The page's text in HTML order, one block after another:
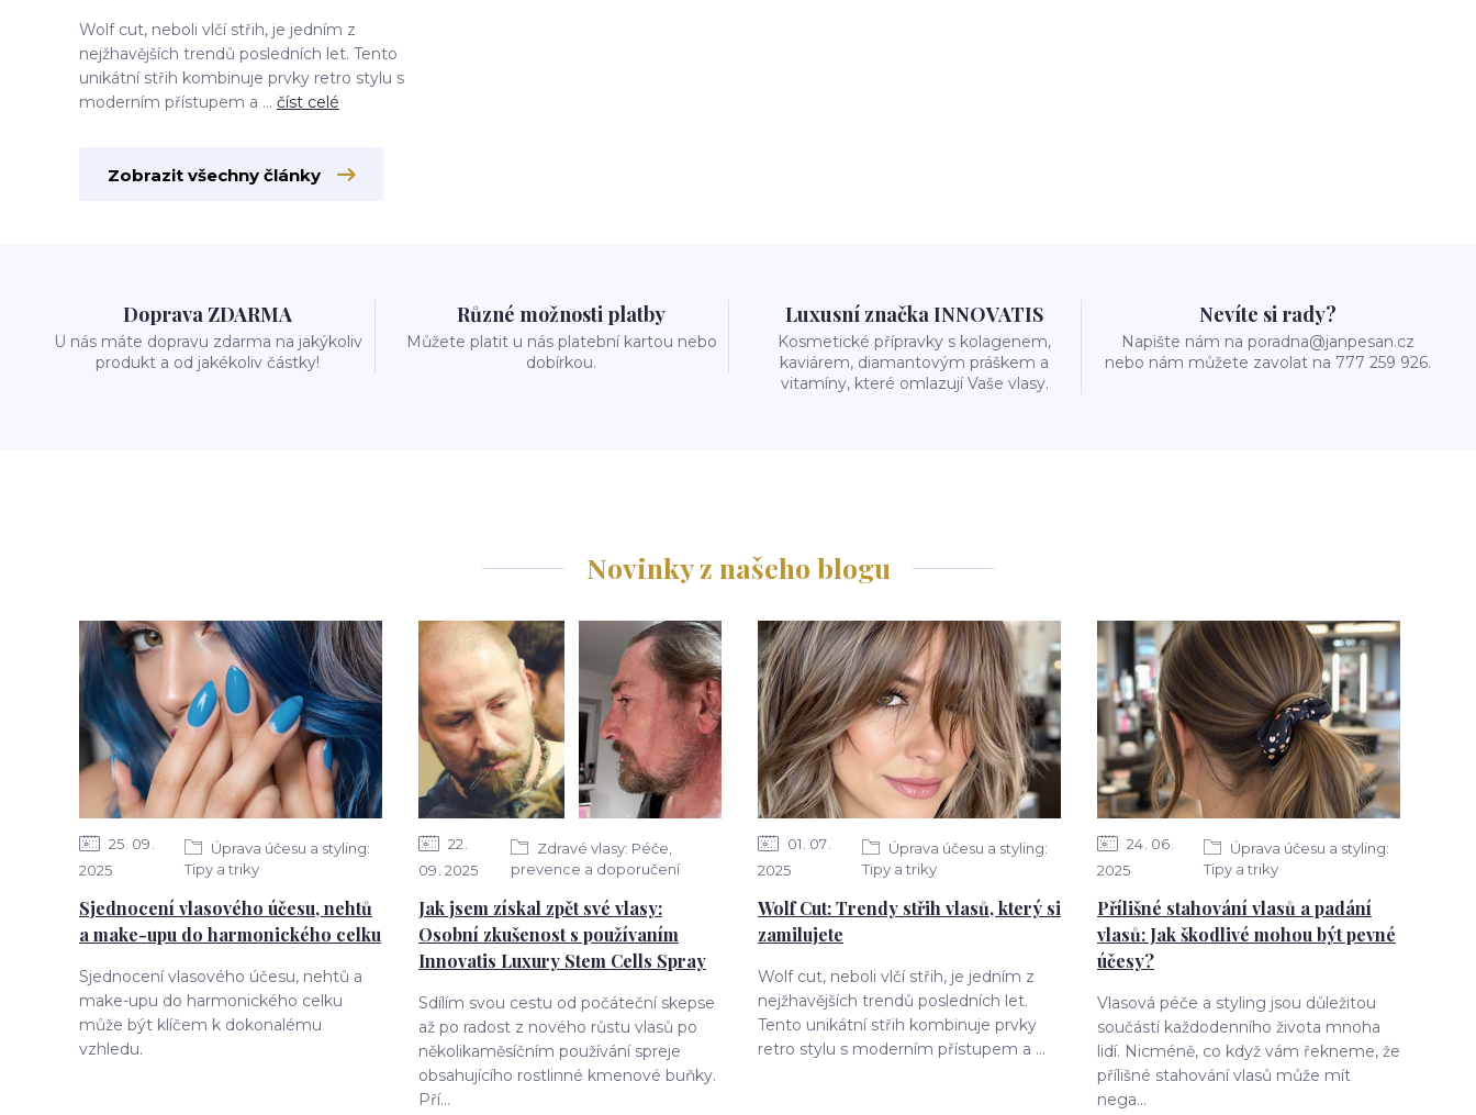
Wolf cut, neboli vlčí střih, je jedním z
nejžhavějších trendů posledních let. Tento
unikátní střih kombinuje prvky retro stylu s
moderním přístupem a ... číst celé
Zobrazit všechny články
Doprava ZDARMA
U nás máte dopravu zdarma na jakýkoliv
produkt a od jakékoliv částky!
Různé možnosti platby
Můžete platit u nás platební kartou nebo
dobírkou.
Luxusní značka INNOVATIS
Kosmetické přípravky s kolagenem,
kaviárem, diamantovým práškem a
vitamíny, které omlazují Vaše vlasy.
Nevíte si rady?
Napište nám na poradna@janpesan.cz
nebo nám můžete zavolat na 777 259 926.
Novinky z našeho blogu
25 09
2025
Úprava účesu a styling:
Tipy a triky
Sjednocení vlasového účesu, nehtů
a make-upu do harmonického celku
Sjednocení vlasového účesu, nehtů a
make-upu do harmonického celku
může být klíčem k dokonalému
vzhledu.
22
09 2025
Zdravé vlasy: Péče,
prevence a doporučení
Jak jsem získal zpět své vlasy:
Osobní zkušenost s používaním
Innovatis Luxury Stem Cells Spray
Sdílím svou cestu od počáteční skepse
až po radost z nového růstu vlasů po
několikaměsíčním používání spreje
obsahujícího rostlinné kmenové buňky.
Pří...
01 07
2025
Úprava účesu a styling:
Tipy a triky
Wolf Cut: Trendy střih vlasů, který si
zamilujete
Wolf cut, neboli vlčí střih, je jedním z
nejžhavějších trendů posledních let.
Tento unikátní střih kombinuje prvky
retro stylu s moderním přístupem a ...
24 06
2025
Úprava účesu a styling:
Tipy a triky
Přílišné stahování vlasů a padání
vlasů: Jak škodlivé mohou být pevné
účesy?
Vlasová péče a styling jsou důležitou
součástí každodenního života mnoha
lidí. Nicméně, co když vám řekneme, že
přílišné stahování vlasů může mít
nega...